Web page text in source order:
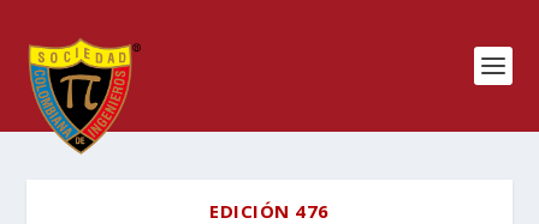
EDICIÓN 476